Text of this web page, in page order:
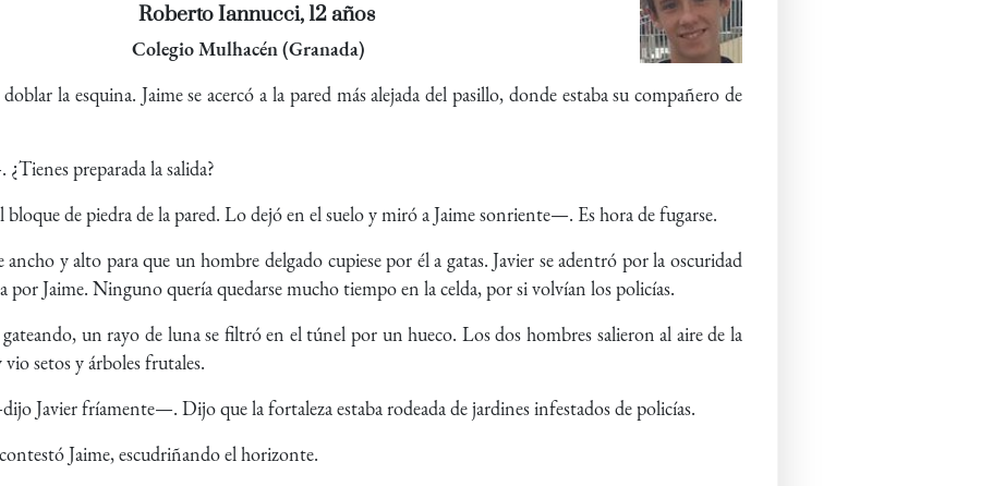
Roberto Iannucci, 12 años
Colegio Mulhacén (Granada)
la esquina. Jaime se acercó a la pared más alejada del pasillo, donde estaba su compañero de
preparada la salida?
de piedra de la pared. Lo dejó en el suelo y miró a Jaime sonriente—. Es hora de fugarse.
y alto para que un hombre delgado cupiese por él a gatas. Javier se adentró por la oscuridad
por Jaime. Ninguno quería quedarse mucho tiempo en la celda, por si volvían los policías.
un rayo de luna se filtró en el túnel por un hueco. Los dos hombres salieron al aire de la
setos y árboles frutales.
Javier fríamente—. Dijo que la fortaleza estaba rodeada de jardines infestados de policías.
Jaime, escudriñando el horizonte.